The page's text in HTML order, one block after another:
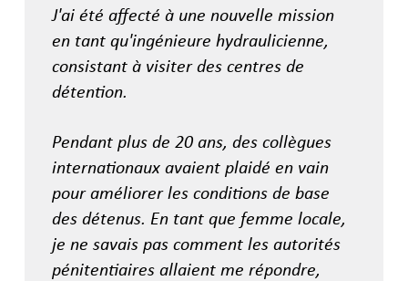
J'ai été affecté à une nouvelle mission
en tant qu'ingénieure hydraulicienne,
consistant à visiter des centres de
détention.
Pendant plus de 20 ans, des collègues
internationaux avaient plaidé en vain
pour améliorer les conditions de base
des détenus. En tant que femme locale,
je ne savais pas comment les autorités
pénitentiaires allaient me répondre,